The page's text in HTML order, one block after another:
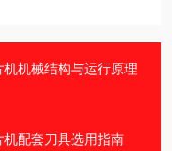
机械结构与运行原理​
配套刀具选用指南​